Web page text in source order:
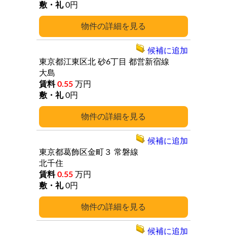
詳細
0円
詳細
東京都江東区北 砂6丁目 都営新宿線
大島
0.55 万円
0円
候補に追加
詳細
東京都葛飾区金町３ 常磐線
北千住
0.55 万円
0円
候補に追加
候補に追加